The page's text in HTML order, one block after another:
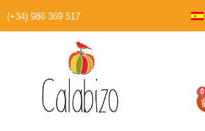
(+34) 986 369 517
0